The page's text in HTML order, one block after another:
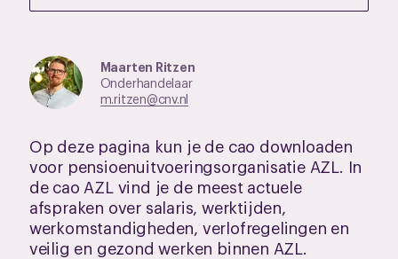
Maarten Ritzen
Onderhandelaar
m.ritzen@cnv.nl
Op deze pagina kun je de cao downloaden
voor pensioenuitvoeringsorganisatie AZL. In
de cao AZL vind je de meest actuele
afspraken over salaris, werktijden,
werkomstandigheden, verlofregelingen en
veilig en gezond werken binnen AZL.